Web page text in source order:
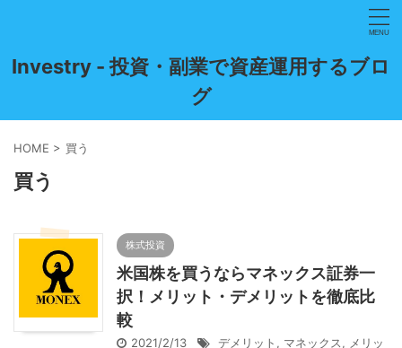
Investry - 投資・副業で資産運用するブロ
グ
HOME > 買う
買う
株式投資
米国株を買うならマネックス証券一
択！メリット・デメリットを徹底比
較
2021/2/13 デメリット , マネックス, メリッ